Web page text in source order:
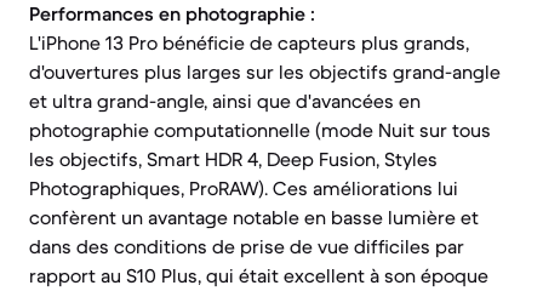
Performances en photographie :
L'iPhone 13 Pro bénéficie de capteurs plus grands,
d'ouvertures plus larges sur les objectifs grand-angle
et ultra grand-angle, ainsi que d'avancées en
photographie computationnelle (mode Nuit sur tous
les objectifs, Smart HDR 4, Deep Fusion, Styles
Photographiques, ProRAW). Ces améliorations lui
confèrent un avantage notable en basse lumière et
dans des conditions de prise de vue difficiles par
rapport au S10 Plus, qui était excellent à son époque